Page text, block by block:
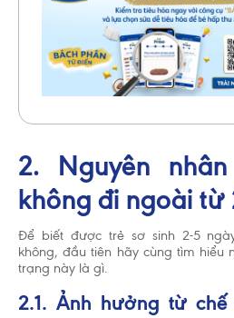
2. Nguyên
không đi ngoài từ
Để biết được trẻ sơ sinh 2-5
không, đầu tiên hãy cùng tìm hiểu
trạng này là gì.
2.1. Ảnh hưởng từ